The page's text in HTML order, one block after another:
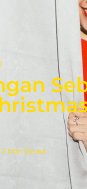
2 Min Read